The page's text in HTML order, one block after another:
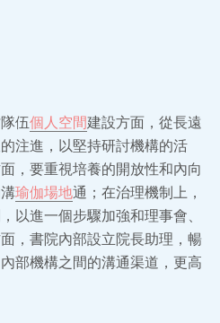
伍個人空間建設方面，從長遠
注進，以堅持研討機構的活
，要重視培養的開放性和內向
瑜伽場地通；在治理機制上，
以進一個步驟加強和理事會、
，書院內部設立院長助理，暢
部機構之間的溝通渠道，更高